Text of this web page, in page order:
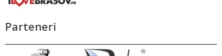
Parteneri